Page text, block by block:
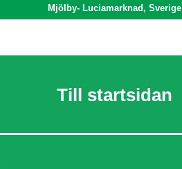
Mjölby- Luciamarknad, Sverige
Till startsidan